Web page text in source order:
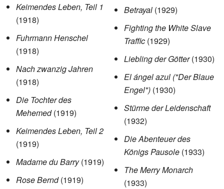
Keimendes Leben, Teil 1
(1918)
Fuhrmann Henschel
(1918)
Nach zwanzig Jahren
(1918)
Die Tochter des
Mehemed(1919)
Keimendes Leben, Teil 2
(1919)
Madame du Barry(1919)
Rose Bernd(1919)
Betrayal (1929)
Fighting the White Slave
Traffic (1929)
Liebling der Götter(1930)
El ángel azul ("Der Blaue
Engel") (1930)
Stürme der Leidenschaft
(1932)
Die Abenteuer des
Königs Pausole (1933)
The Merry Monarch
(1933)